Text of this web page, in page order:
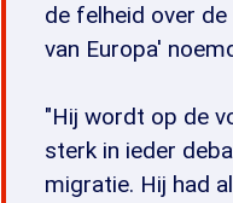
de felheid over
van Europa'
"Hij wordt op de
sterk in ieder
migratie. Hij had